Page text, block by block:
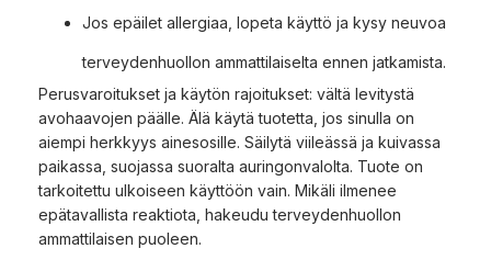
Jos epäilet allergiaa, lopeta käyttö ja kysy neuvoa
terveydenhuollon ammattilaiselta ennen jatkamista.
Perusvaroitukset ja käytön rajoitukset: vältä levitystä
avohaavojen päälle. Älä käytä tuotetta, jos sinulla on
aiempi herkkyys ainesosille. Säilytä viileässä ja kuivassa
paikassa, suojassa suoralta auringonvalolta. Tuote on
tarkoitettu ulkoiseen käyttöön vain. Mikäli ilmenee
epätavallista reaktiota, hakeudu terveydenhuollon
ammattilaisen puoleen.